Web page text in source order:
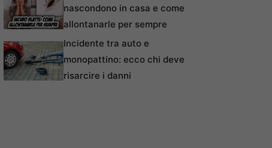
nascondono in casa e come
allontanarle per sempre
Incidente tra auto e
monopattino: ecco chi deve
risarcire i danni